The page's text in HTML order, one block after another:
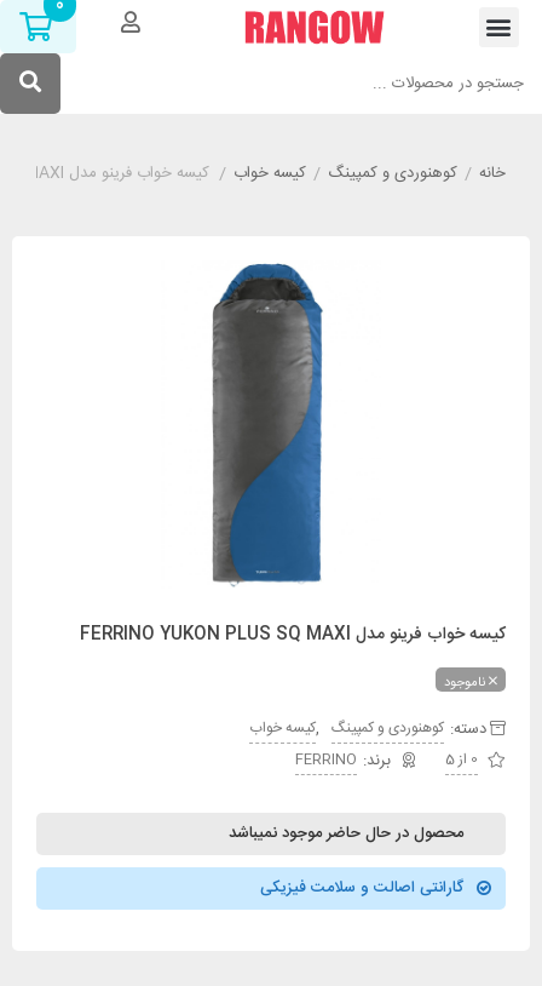
خانه/ کوهنوردی و کمپینگ/ کیسه خواب/ کیسه خواب فرینو مدل FERRINO YUKON PLUS SQ MAXI
کیسه خواب فرینو مدل FERRINO YUKON PLUS SQ MAXI
ناموجود
دسته: کوهنوردی و کمپینگ
کیسه خواب
0 از 5
FERRINO
محصول در حال حاضر موجود نمیباشد
گارانتی اصالت و سلامت فیزیکی